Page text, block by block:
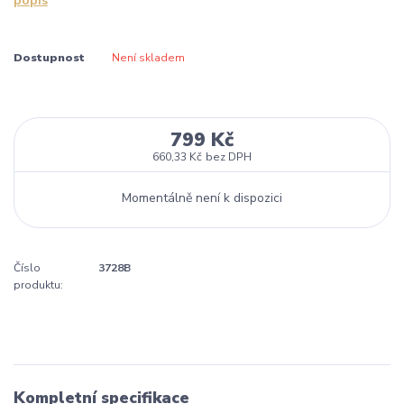
Dostupnost Není skladem
799 Kč
660,33 Kč bez DPH
Momentálně není k dispozici
Číslo
produktu:
3728B
Kompletní specifikace